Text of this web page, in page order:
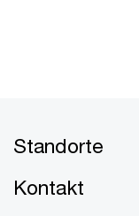
Standorte
Kontakt